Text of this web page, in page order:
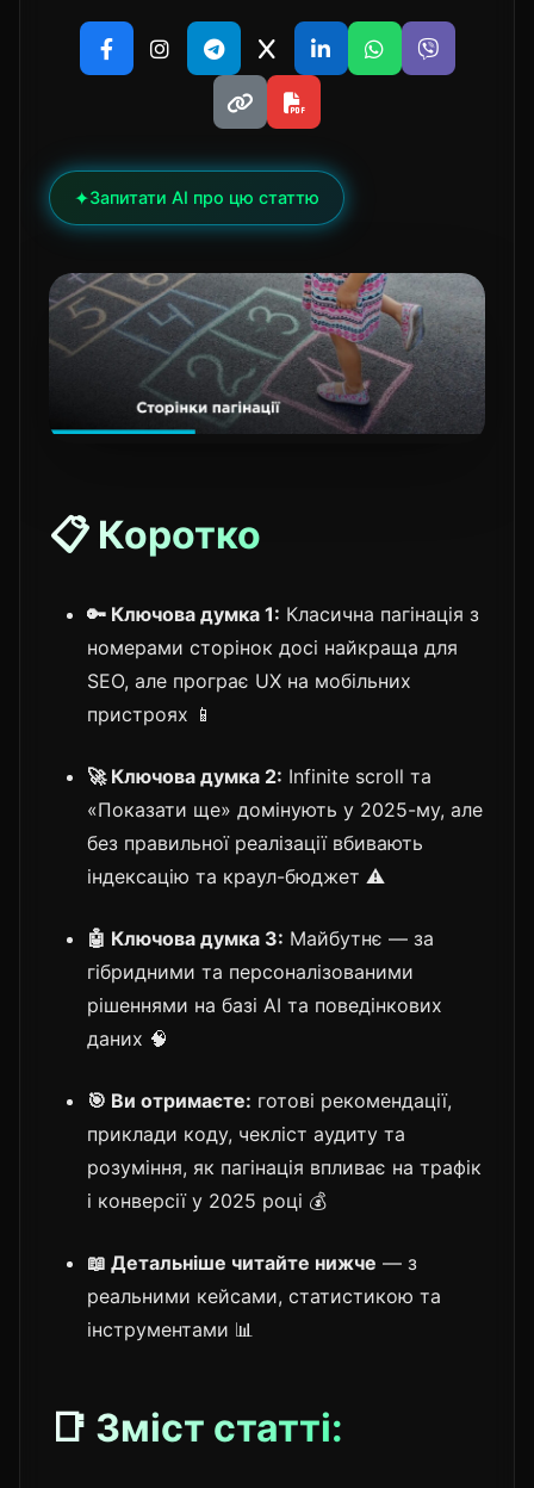
✦Запитати AI про цю статтю
📋 Коротко
🔑 Ключова думка 1: Класична пагінація з
номерами сторінок досі найкраща для
SEO, але програє UX на мобільних
пристроях 📱
🚀 Ключова думка 2: Infinite scroll та
«Показати ще» домінують у 2025-му, але
без правильної реалізації вбивають
індексацію та краул-бюджет ⚠️
🤖 Ключова думка 3: Майбутнє — за
гібридними та персоналізованими
рішеннями на базі AI та поведінкових
даних 🧠
🎯 Ви отримаєте: готові рекомендації,
приклади коду, чекліст аудиту та
розуміння, як пагінація впливає на трафік
і конверсії у 2025 році 💰
📖 Детальніше читайте нижче — з
реальними кейсами, статистикою та
інструментами 📊
📑 Зміст статті: